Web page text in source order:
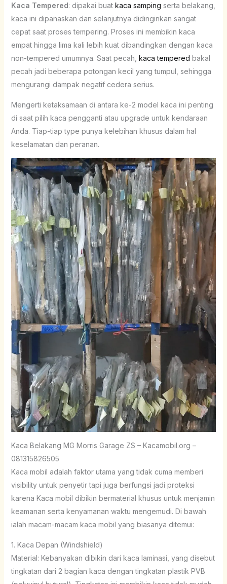
Kaca Tempered: dipakai buat kaca samping serta belakang,
kaca ini dipanaskan dan selanjutnya didinginkan sangat
cepat saat proses tempering. Proses ini membikin kaca
empat hingga lima kali lebih kuat dibandingkan dengan kaca
non-tempered umumnya. Saat pecah, kaca tempered bakal
pecah jadi beberapa potongan kecil yang tumpul, sehingga
mengurangi dampak negatif cedera serius.
Mengerti ketaksamaan di antara ke-2 model kaca ini penting
di saat pilih kaca pengganti atau upgrade untuk kendaraan
Anda. Tiap-tiap type punya kelebihan khusus dalam hal
keselamatan dan peranan.
Kaca Belakang MG Morris Garage ZS – Kacamobil.org –
081315826505
Kaca mobil adalah faktor utama yang tidak cuma memberi
visibility untuk penyetir tapi juga berfungsi jadi proteksi
karena Kaca mobil dibikin bermaterial khusus untuk menjamin
keamanan serta kenyamanan waktu mengemudi. Di bawah
ialah macam-macam kaca mobil yang biasanya ditemui:
1. Kaca Depan (Windshield)
Material: Kebanyakan dibikin dari kaca laminasi, yang disebut
tingkatan dari 2 bagian kaca dengan tingkatan plastik PVB